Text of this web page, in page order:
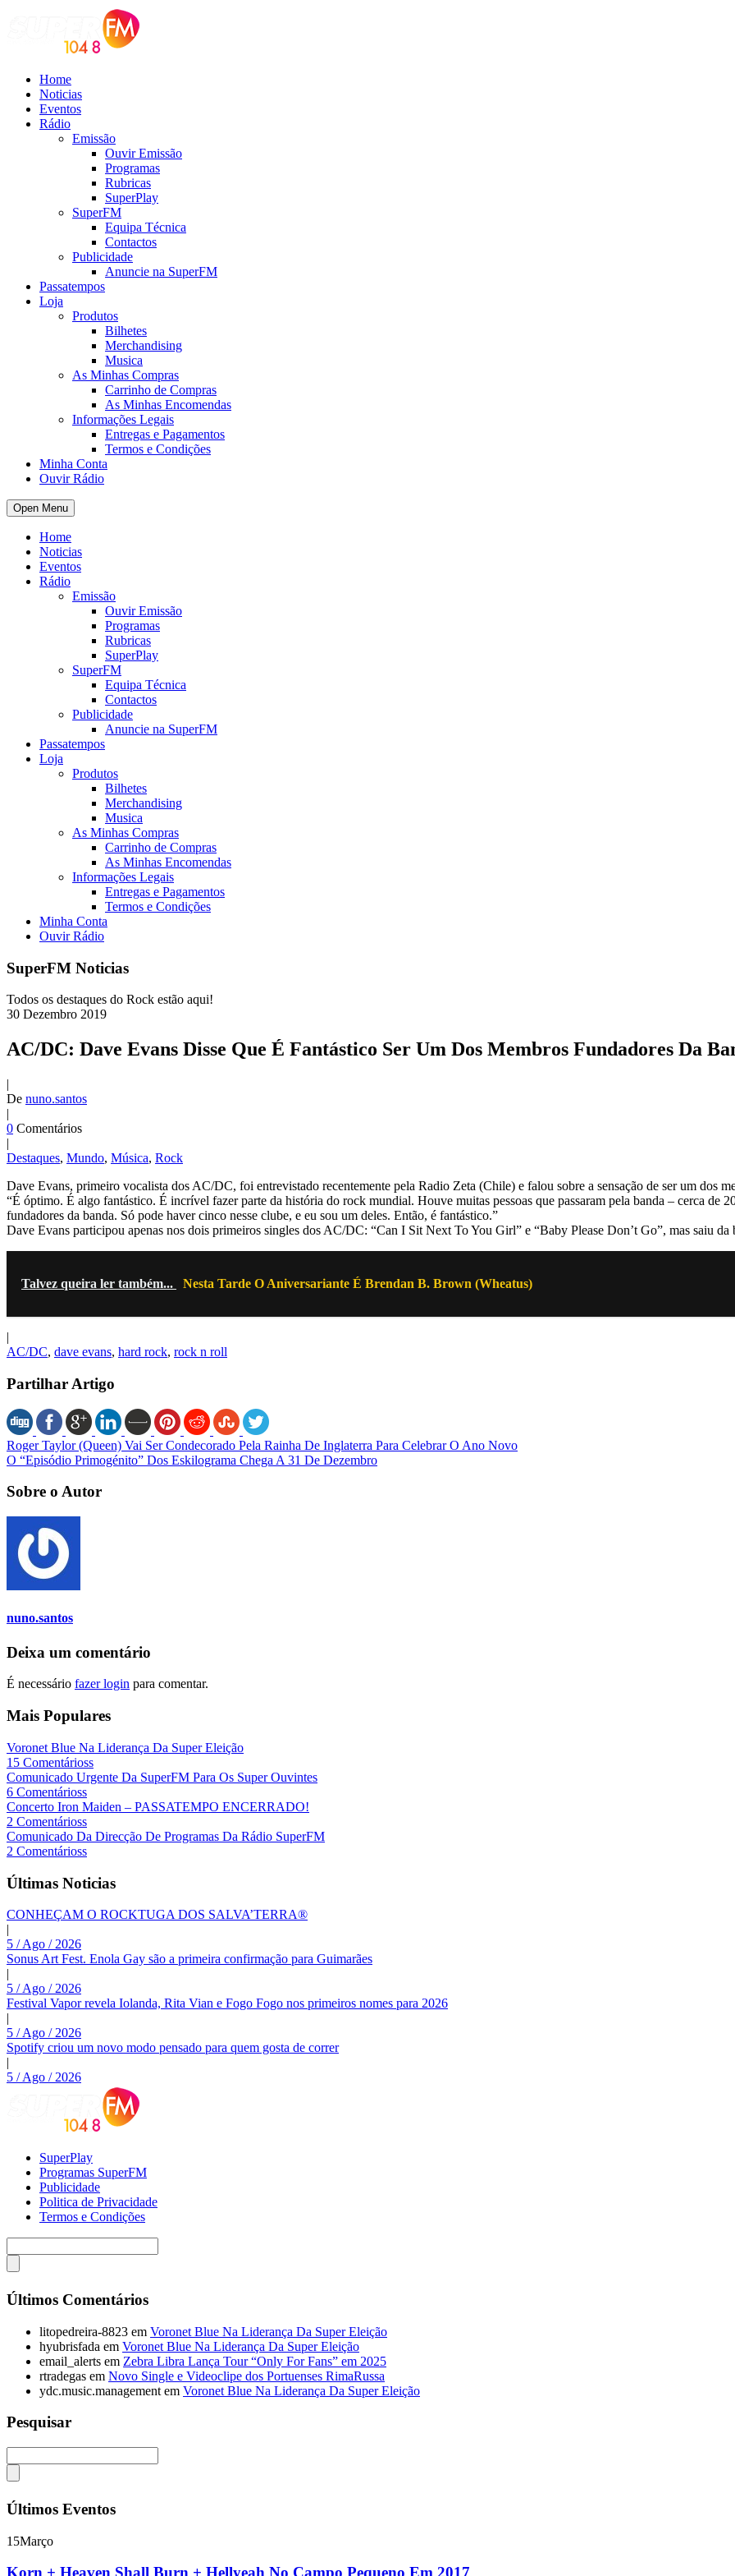
Home
Noticias
Eventos
Rádio
Emissão
Ouvir Emissão
Programas
Rubricas
SuperPlay
SuperFM
Equipa Técnica
Contactos
Publicidade
Anuncie na SuperFM
Passatempos
Loja
Produtos
Bilhetes
Merchandising
Musica
As Minhas Compras
Carrinho de Compras
As Minhas Encomendas
Informações Legais
Entregas e Pagamentos
Termos e Condições
Minha Conta
Ouvir Rádio
Open Menu
Home
Noticias
Eventos
Rádio
Emissão
Ouvir Emissão
Programas
Rubricas
SuperPlay
SuperFM
Equipa Técnica
Contactos
Publicidade
Anuncie na SuperFM
Passatempos
Loja
Produtos
Bilhetes
Merchandising
Musica
As Minhas Compras
Carrinho de Compras
As Minhas Encomendas
Informações Legais
Entregas e Pagamentos
Termos e Condições
Minha Conta
Ouvir Rádio
SuperFM Noticias
Todos os destaques do Rock estão aqui!
30 Dezembro 2019
AC/DC: Dave Evans Disse Que É Fantástico Ser Um Dos Membros Fundadores Da
|
De nuno.santos
|
0 Comentários
|
Destaques, Mundo, Música, Rock
Dave Evans, primeiro vocalista dos AC/DC, foi entrevistado recentemente pela Radio Zeta (Chile) e falou sobre a sensação de ser um dos
“É óptimo. É algo fantástico. É incrível fazer parte da história do rock mundial. Houve muitas pessoas que passaram pela banda – cerca de
fundadores da banda. Só pode haver cinco nesse clube, e eu sou um deles. Então, é fantástico.”
Dave Evans participou apenas nos dois primeiros singles dos AC/DC: “Can I Sit Next To You Girl” e “Baby Please Don’t Go”, mas saiu da
Talvez queira ler também... Nesta Tarde O Aniversariante É Brendan B. Brown (Wheatus)
|
AC/DC, dave evans, hard rock, rock n roll
Partilhar Artigo
Roger Taylor (Queen) Vai Ser Condecorado Pela Rainha De Inglaterra Para Celebrar O Ano Novo
O “Episódio Primogénito” Dos Eskilograma Chega A 31 De Dezembro
Sobre o Autor
nuno.santos
Deixa um comentário
É necessário fazer login para comentar.
Mais Populares
Voronet Blue Na Liderança Da Super Eleição
15 Comentárioss
Comunicado Urgente Da SuperFM Para Os Super Ouvintes
6 Comentárioss
Concerto Iron Maiden – PASSATEMPO ENCERRADO!
2 Comentárioss
Comunicado Da Direcção De Programas Da Rádio SuperFM
2 Comentárioss
Últimas Noticias
CONHEÇAM O ROCKTUGA DOS SALVA’TERRA®
|
5 / Ago / 2026
Sonus Art Fest. Enola Gay são a primeira confirmação para Guimarães
|
5 / Ago / 2026
Festival Vapor revela Iolanda, Rita Vian e Fogo Fogo nos primeiros nomes para 2026
|
5 / Ago / 2026
Spotify criou um novo modo pensado para quem gosta de correr
|
5 / Ago / 2026
SuperPlay
Programas SuperFM
Publicidade
Politica de Privacidade
Termos e Condições
Últimos Comentários
litopedreira-8823 em Voronet Blue Na Liderança Da Super Eleição
hyubrisfada em Voronet Blue Na Liderança Da Super Eleição
email_alerts em Zebra Libra Lança Tour “Only For Fans” em 2025
rtradegas em Novo Single e Videoclipe dos Portuenses RimaRussa
ydc.music.management em Voronet Blue Na Liderança Da Super Eleição
Pesquisar
Últimos Eventos
15Março
Korn + Heaven Shall Burn + Hellyeah No Campo Pequeno Em 2017